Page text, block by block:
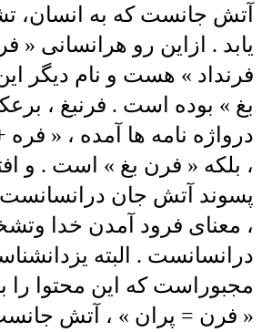
آتش جانست که به
یابد . ازاین رو هرانسانی «
فرنداد » هست و نام دیگر
بغ » بوده است . فرنبغ ،
درواژه نامه ها آمده ، «
، بلکه « فرن بغ » است . و
پسوند آتش جان درانسانست
، معنای فرود آمدن خدا
درانسانست . البته
مجبوراست که این محتوا را
« فرن = پران » ، آتش